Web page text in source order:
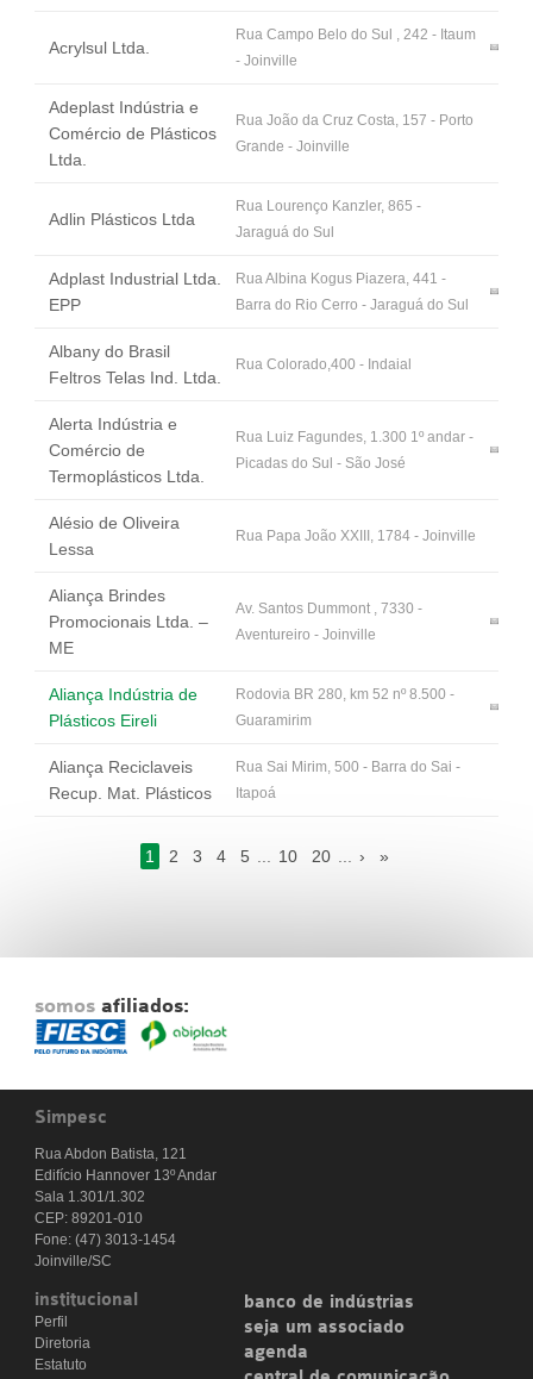
Acrylsul Ltda.
Rua Campo Belo do Sul , 242 - Itaum
- Joinville
Adeplast Indústria e
Comércio de Plásticos
Ltda.
Rua João da Cruz Costa, 157 - Porto
Grande - Joinville
Adlin Plásticos Ltda
Rua Lourenço Kanzler, 865 -
Jaraguá do Sul
Adplast Industrial Ltda.
EPP
Rua Albina Kogus Piazera, 441 -
Barra do Rio Cerro - Jaraguá do Sul
Albany do Brasil
Feltros Telas Ind. Ltda.
Rua Colorado,400 - Indaial
Alerta Indústria e
Comércio de
Termoplásticos Ltda.
Rua Luiz Fagundes, 1.300 1º andar -
Picadas do Sul - São José
Alésio de Oliveira
Lessa
Rua Papa João XXIII, 1784 - Joinville
Aliança Brindes
Promocionais Ltda. –
ME
Av. Santos Dummont , 7330 -
Aventureiro - Joinville
Aliança Indústria de
Plásticos Eireli
Rodovia BR 280, km 52 nº 8.500 -
Guaramirim
Aliança Reciclaveis
Recup. Mat. Plásticos
Rua Sai Mirim, 500 - Barra do Sai -
Itapoá
1 2 3 4 5 10 20 › »
somos afiliados:
Simpesc
Rua Abdon Batista, 121
Edifício Hannover 13º Andar
Sala 1.301/1.302
CEP: 89201-010
Fone: (47) 3013-1454
Joinville/SC
institucional
Perfil
Diretoria
Estatuto
banco de indústrias
seja um associado
agenda